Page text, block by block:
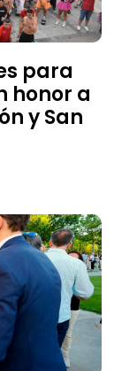
para
honor a
y San